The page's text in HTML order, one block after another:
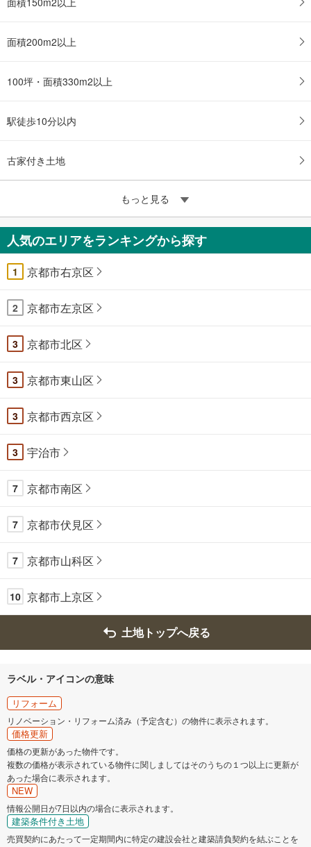
面積200m2以上
100坪・面積330m2以上
駅徒歩10分以内
古家付き土地
もっと見る
人気のエリアをランキングから探す
1 京都市右京区
2 京都市左京区
3 京都市北区
3 京都市東山区
3 京都市西京区
3 宇治市
7 京都市南区
7 京都市伏見区
7 京都市山科区
10 京都市上京区
土地トップへ戻る
ラベル・アイコンの意味
リフォーム
リノベーション・リフォーム済み（予定含む）の物件に表示されます。
価格更新
価格の更新があった物件です。
複数の価格が表示されている物件に関しましてはそのうちの１つ以上に更新が
あった場合に表示されます。
NEW
情報公開日が7日以内の場合に表示されます。
建築条件付き土地
売買契約にあたって一定期間内に特定の建設会社と建築請負契約を結ぶことを